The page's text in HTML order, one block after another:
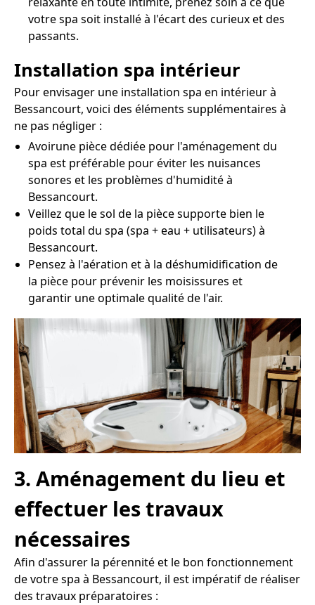
votre spa soit installé à l'écart des curieux et des
passants.
Installation spa intérieur
Pour envisager une installation spa en intérieur à
Bessancourt, voici des éléments supplémentaires à
ne pas négliger :
Avoirune pièce dédiée pour l'aménagement du
spa est préférable pour éviter les nuisances
sonores et les problèmes d'humidité à
Bessancourt.
Veillez que le sol de la pièce supporte bien le
poids total du spa (spa + eau + utilisateurs) à
Bessancourt.
Pensez à l'aération et à la déshumidification de
la pièce pour prévenir les moisissures et
garantir une optimale qualité de l'air.
3. Aménagement du lieu et
effectuer les travaux
nécessaires
Afin d'assurer la pérennité et le bon fonctionnement
de votre spa à Bessancourt, il est impératif de réaliser
des travaux préparatoires :